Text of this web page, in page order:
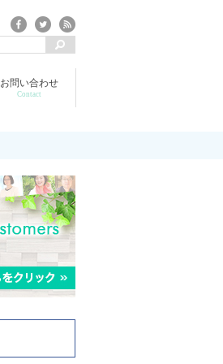
お問い合わせ
Contact